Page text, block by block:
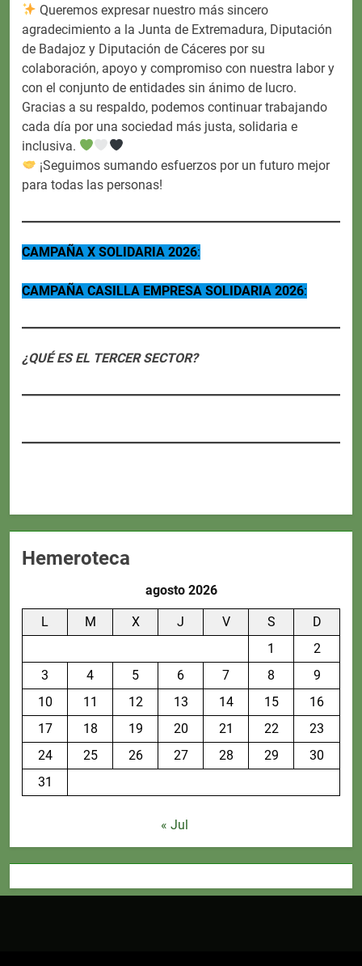
Queremos expresar nuestro más sincero
agradecimiento a la Junta de Extremadura, Diputación
de Badajoz y Diputación de Cáceres por su
colaboración, apoyo y compromiso con nuestra labor y
con el conjunto de entidades sin ánimo de lucro.
Gracias a su respaldo, podemos continuar trabajando
cada día por una sociedad más justa, solidaria e
inclusiva.
¡Seguimos sumando esfuerzos por un futuro mejor
para todas las personas!
CAMPAÑA X SOLIDARIA 2026:
CAMPAÑA CASILLA EMPRESA SOLIDARIA 2026:
¿QUÉ ES EL TERCER SECTOR?
Hemeroteca
agosto 2026
L M X J V S
D
1
2
3
4 5 6 7 8
9
10
11 12 13 14 15
16
17
18 19 20 21 22
23
24
25 26 27 28 29
30
31
« Jul